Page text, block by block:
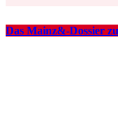
Das Mainz&-Dossier